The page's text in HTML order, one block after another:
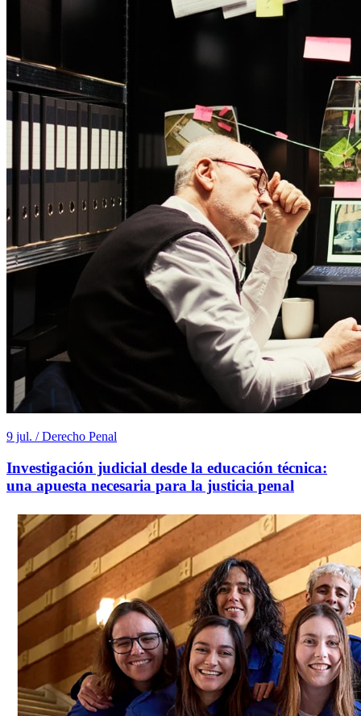
9 jul. / Derecho Penal
Investigación judicial desde la educación técnica:
una apuesta necesaria para la justicia penal